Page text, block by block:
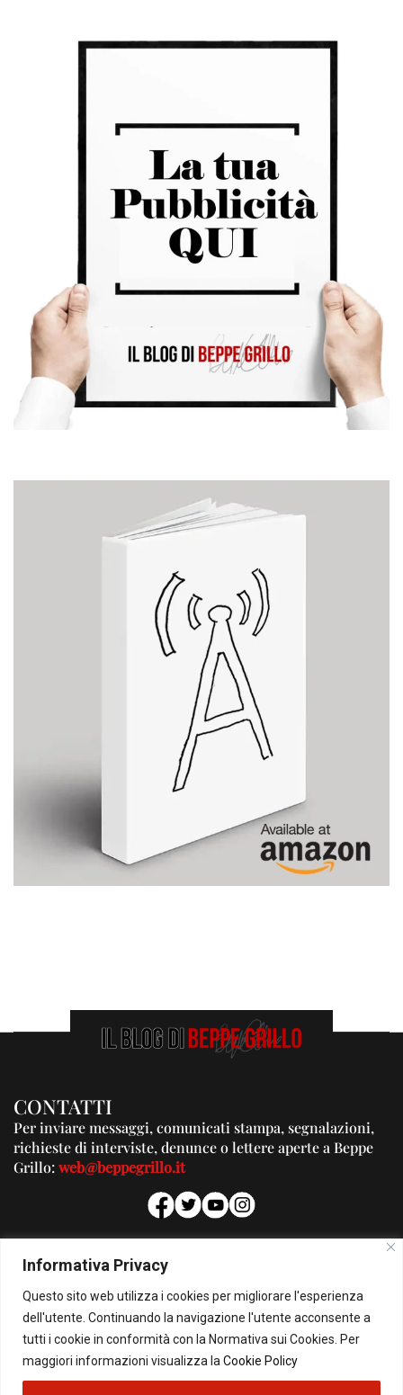
Informativa Privacy
Questo sito web utilizza i cookies per migliorare l'esperienza
dell'utente. Continuando la navigazione l'utente acconsente a
tutti i cookie in conformità con la Normativa sui Cookies. Per
maggiori informazioni visualizza la Cookie Policy
CONTATTI
Per inviare messaggi, comunicati stampa, segnalazioni,
richieste di interviste, denunce o lettere aperte a Beppe
Grillo:web@beppegrillo.it
PUBBLICITA'
Per la tua pubblicità su questo Blog:
pubblicita@beppegrillo.it